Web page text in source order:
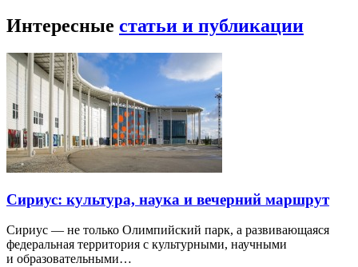
Интересные статьи и публикации
Сириус: культура, наука и вечерний маршрут
Сириус — не только Олимпийский парк, а развивающаяся
федеральная территория с культурными, научными
и образовательными…